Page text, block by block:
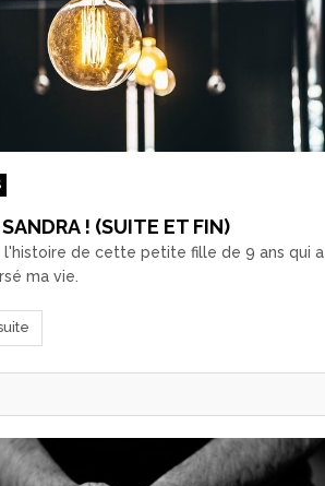
! (SUITE ET FIN)
l'histoire de cette petite fille de 9 ans qui a
ma vie.